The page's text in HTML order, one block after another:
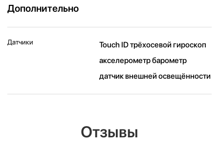
Дополнительно
Датчики
Touch ID трёхосевой гироскоп
акселерометр барометр
датчик внешней освещённости
Отзывы